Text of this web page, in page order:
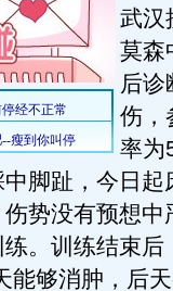
武汉
莫森
后诊
伤，
率为
脚趾，今日起
势没有预想中
。训练结束后
能够消肿，后